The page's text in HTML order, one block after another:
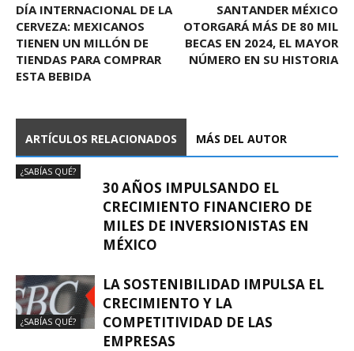
DÍA INTERNACIONAL DE LA
CERVEZA: MEXICANOS
TIENEN UN MILLÓN DE
TIENDAS PARA COMPRAR
ESTA BEBIDA
SANTANDER MÉXICO
OTORGARÁ MÁS DE 80 MIL
BECAS EN 2024, EL MAYOR
NÚMERO EN SU HISTORIA
ARTÍCULOS RELACIONADOS MÁS DEL AUTOR
¿SABÍAS QUÉ?
30 AÑOS IMPULSANDO EL
CRECIMIENTO FINANCIERO DE
MILES DE INVERSIONISTAS EN
MÉXICO
¿SABÍAS QUÉ?
LA SOSTENIBILIDAD IMPULSA EL
CRECIMIENTO Y LA
COMPETITIVIDAD DE LAS
EMPRESAS